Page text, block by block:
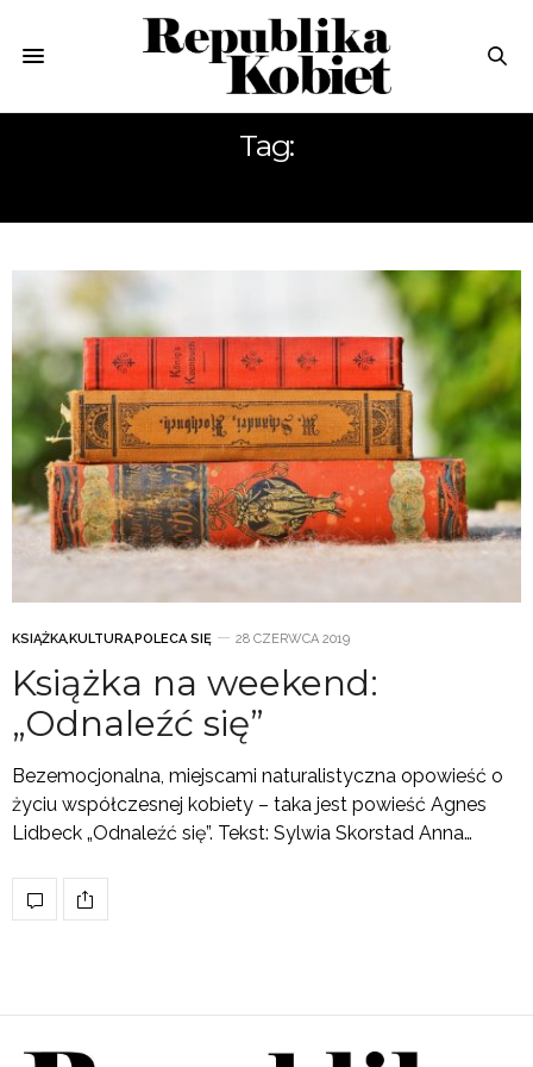
Tag:
KSIĄŻKA,KULTURA,POLECA SIĘ 28 CZERWCA 2019
Książka na weekend:
„Odnaleźć się”
Bezemocjonalna, miejscami naturalistyczna opowieść o
życiu współczesnej kobiety – taka jest powieść Agnes
Lidbeck „Odnaleźć się”. Tekst: Sylwia Skorstad Anna…